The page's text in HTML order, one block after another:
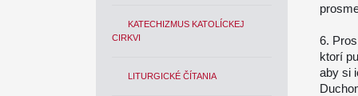
KATECHIZMUS KATOLÍCKEJ
CIRKVI
LITURGICKÉ ČÍTANIA
6.
ktorí
aby si